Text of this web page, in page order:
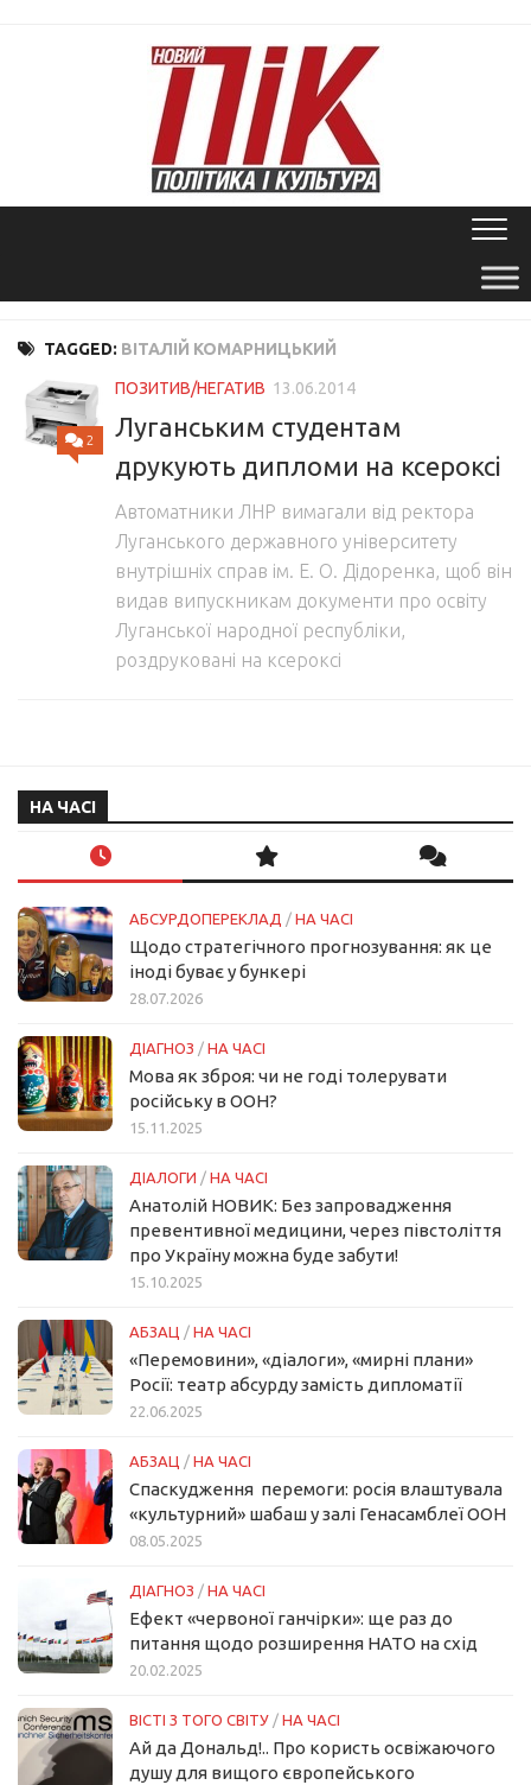
TAGGED: ВІТАЛІЙ КОМАРНИЦЬКИЙ
2
ПОЗИТИВ/НЕГАТИВ 13.06.2014
Луганським студентам
друкують дипломи на ксероксі
Автоматники ЛНР вимагали від ректора
Луганського державного університету
внутрішніх справ ім. Е. О. Дідоренка, щоб він
видав випускникам документи про освіту
Луганської народної республіки,
роздруковані на ксероксі
НА ЧАСІ
АБСУРДОПЕРЕКЛАД / НА ЧАСІ
Щодо стратегічного прогнозування: як це
іноді буває у бункері
28.07.2026
ДІАГНОЗ / НА ЧАСІ
Мова як зброя: чи не годі толерувати
російську в ООН?
15.11.2025
ДІАЛОГИ / НА ЧАСІ
Анатолій НОВИК: Без запровадження
превентивної медицини, через півстоліття
про Україну можна буде забути!
15.10.2025
АБЗАЦ / НА ЧАСІ
«Перемовини», «діалоги», «мирні плани»
Росії: театр абсурду замість дипломатії
22.06.2025
АБЗАЦ / НА ЧАСІ
Спаскудження перемоги: росія влаштувала
«культурний» шабаш у залі Генасамблеї ООН
08.05.2025
ДІАГНОЗ / НА ЧАСІ
Ефект «червоної ганчірки»: ще раз до
питання щодо розширення НАТО на схід
20.02.2025
ВІСТІ З ТОГО СВІТУ / НА ЧАСІ
Ай да Дональд!.. Про користь освіжаючого
душу для вищого європейського